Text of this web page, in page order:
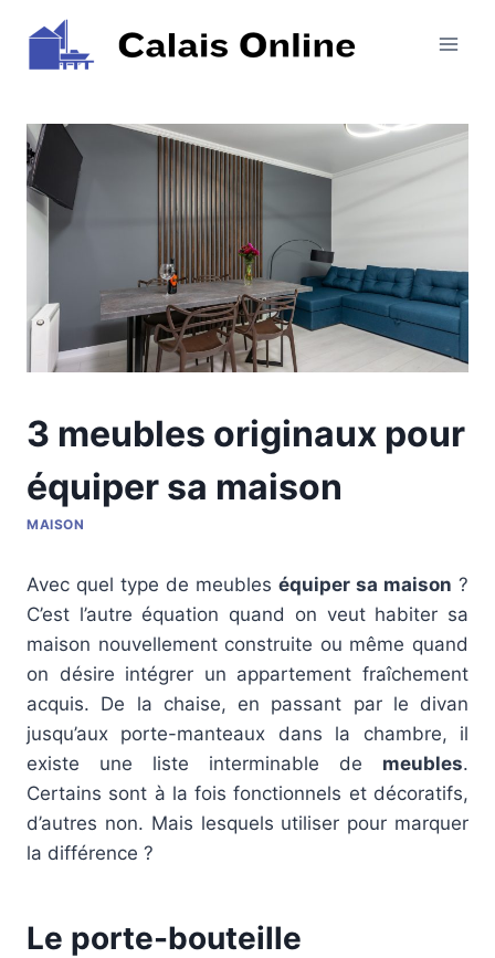
contenu
3 meubles originaux pour
équiper sa maison
MAISON
Avec quel type de meubles équiper sa maison ?
C’est l’autre équation quand on veut habiter sa
maison nouvellement construite ou même quand
on désire intégrer un appartement fraîchement
acquis. De la chaise, en passant par le divan
jusqu’aux porte-manteaux dans la chambre, il
existe une liste interminable de meubles.
Certains sont à la fois fonctionnels et décoratifs,
d’autres non. Mais lesquels utiliser pour marquer
la différence ?
Le porte-bouteille